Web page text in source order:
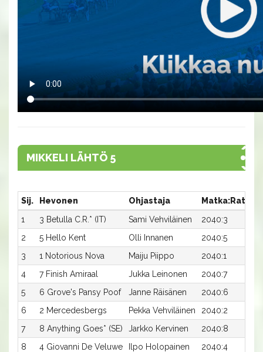
MIKKELI LÄHTÖ 5
Sij. Hevonen Ohjastaja Matka:Rata
1
3 Betulla C.R.* (IT) Sami Vehviläinen 2040:3
2
5 Hello Kent Olli Innanen 2040:5
3
1 Notorious Nova Maiju Piippo 2040:1
4
7 Finish Amiraal Jukka Leinonen 2040:7
5
6 Grove's Pansy Poof Janne Räisänen 2040:6
6
2 Mercedesbergs Pekka Vehviläinen 2040:2
7
8 Anything Goes* (SE) Jarkko Kervinen 2040:8
8
4 Giovanni De Veluwe Ilpo Holopainen 2040:4